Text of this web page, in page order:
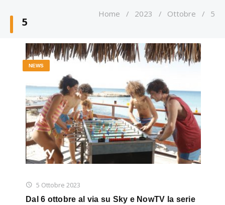
5
Home / 2023 / Ottobre / 5
5 Ottobre 2023
NEWS
Dal 6 ottobre al via su Sky e NowTV la serie